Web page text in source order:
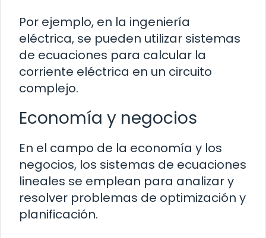
Por ejemplo, en la ingeniería
eléctrica, se pueden utilizar sistemas
de ecuaciones para calcular la
corriente eléctrica en un circuito
complejo.
Economía y negocios
En el campo de la economía y los
negocios, los sistemas de ecuaciones
lineales se emplean para analizar y
resolver problemas de optimización y
planificación.